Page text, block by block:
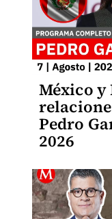
México y
Pedro
2026